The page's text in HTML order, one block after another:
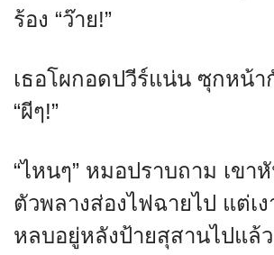
ร้อง “ว๊าย!”
เธอโผกอดปวีร์แน่น ซุกหน้า
“ผีๆ!”
“ไหนๆ” หมอปราบถาม เขา
ตัวพลางส่องไฟฉายไป แต่เ
หลบอยู่หลังป้ายสุสานไปแล้